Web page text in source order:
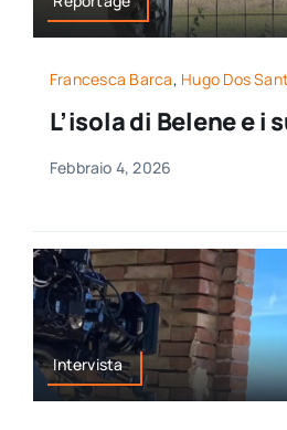
Francesca Barca, Hugo Dos
L’isola di Belene e i
Febbraio 4, 2026
Intervista